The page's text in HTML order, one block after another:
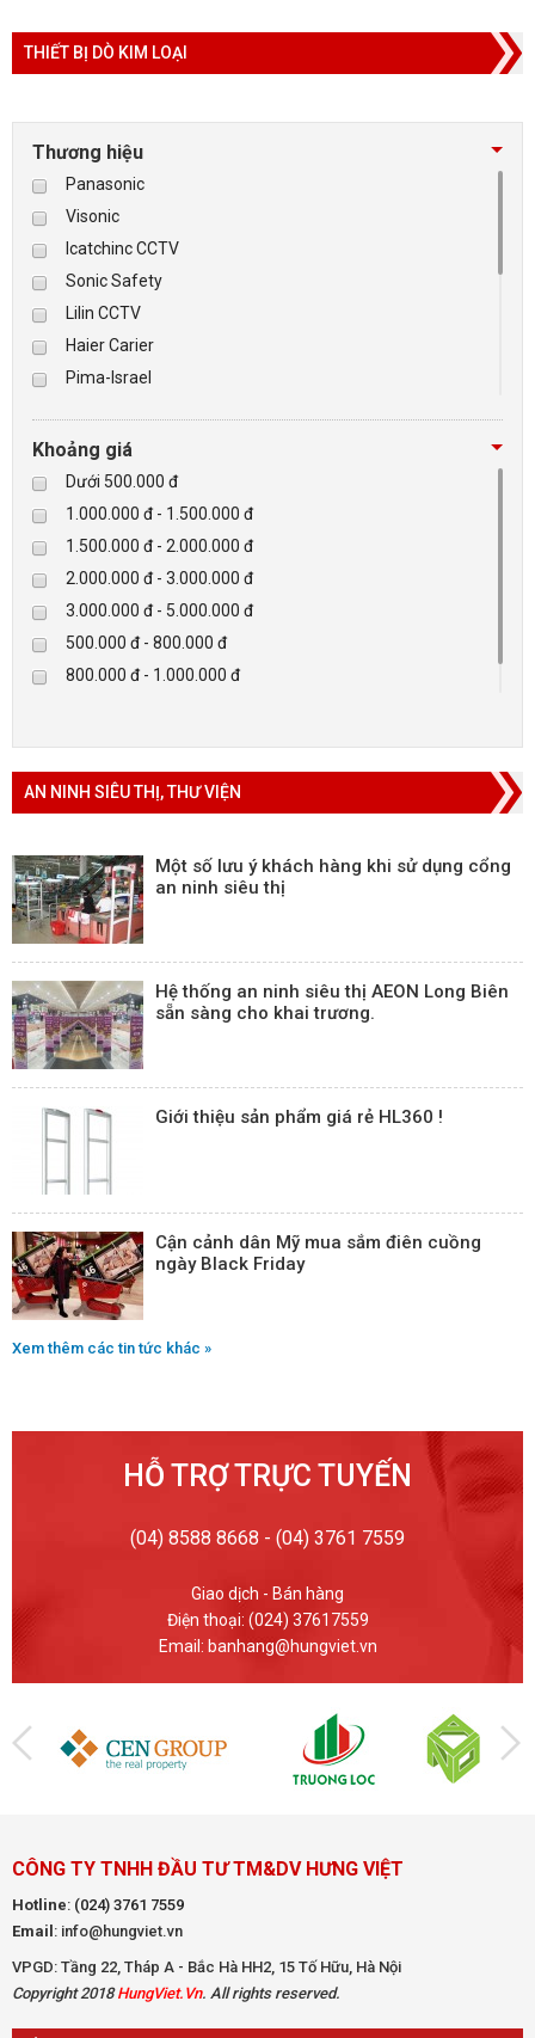
THIẾT BỊ DÒ KIM LOẠI
Thương hiệu
Panasonic
Visonic
Icatchinc CCTV
Sonic Safety
Lilin CCTV
Haier Carier
Pima-Israel
Checkpoint
Paradox-Canada
D-max
HIKVISON
Eguard
Khác
Rapiscan
Khoảng giá
Dưới 500.000 đ
1.000.000 đ - 1.500.000 đ
1.500.000 đ - 2.000.000 đ
2.000.000 đ - 3.000.000 đ
3.000.000 đ - 5.000.000 đ
500.000 đ - 800.000 đ
800.000 đ - 1.000.000 đ
AN NINH SIÊU THỊ, THƯ VIỆN
Một số lưu ý khách hàng khi sử dụng cổng
an ninh siêu thị
Hệ thống an ninh siêu thị AEON Long Biên
sẵn sàng cho khai trương.
Giới thiệu sản phẩm giá rẻ HL360 !
Cận cảnh dân Mỹ mua sắm điên cuồng
ngày Black Friday
Xem thêm các tin tức khác »
HỖ TRỢ TRỰC TUYẾN
(04) 8588 8668 - (04) 3761 7559
Giao dịch - Bán hàng
Điện thoại: (024) 37617559
Email: banhang@hungviet.vn
CÔNG TY TNHH ĐẦU TƯ TM&DV HƯNG VIỆT
Hotline: (024) 3761 7559
Email : info@hungviet.vn
VPGD: Tầng 22, Tháp A - Bắc Hà HH2, 15 Tố Hữu, Hà Nội
Copyright 2018HungViet.Vn. All rights reserved.